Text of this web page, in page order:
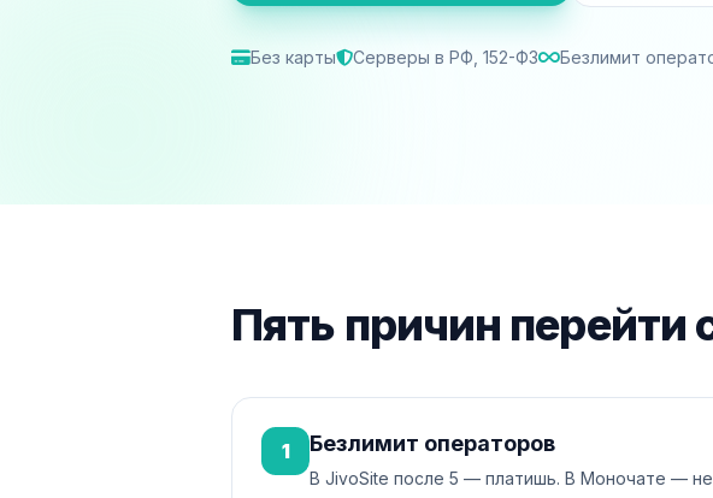
Без карты Серверы в РФ, 152-ФЗ Безлимит
Пять причин перейти
1 Безлимит операторов
В JivoSite после 5 — платишь. В Моночате — не